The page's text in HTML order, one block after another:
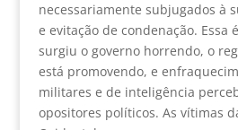
necessariamente subjugados à
e evitação de condenação. Essa
surgiu o governo horrendo, o
está promovendo, e
militares e de inteligência
opositores políticos. As vítimas